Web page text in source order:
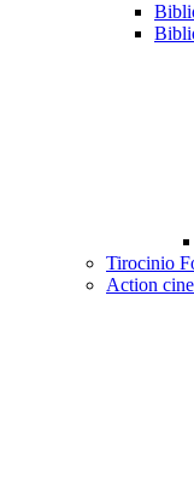
Tirocinio
Action